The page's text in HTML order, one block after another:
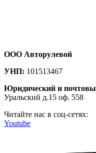
ООО Авторулевой
УНП: 101513467
Юридический и
Уральский д.15 оф. 558
Читайте нас в соц-сетях:
Youtube